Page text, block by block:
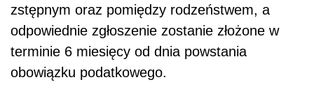
zstępnym oraz pomiędzy rodzeństwem, a
odpowiednie zgłoszenie zostanie złożone w
terminie 6 miesięcy od dnia powstania
obowiązku podatkowego.